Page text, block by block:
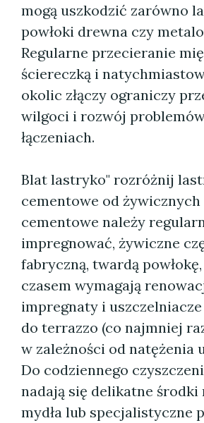
mogą uszkodzić zarówno
powłoki drewna czy
Regularne przecieranie
ściereczką i
okolic złączy ograniczy
wilgoci i rozwój
łączeniach.
Blat lastryko" rozróżnij
cementowe od
cementowe należy
impregnować, żywiczne
fabryczną, twardą
czasem wymagają
impregnaty i
do terrazzo (co najmniej
w zależności od natężenia
Do codziennego
nadają się delikatne środki
mydła lub specjalistyczne